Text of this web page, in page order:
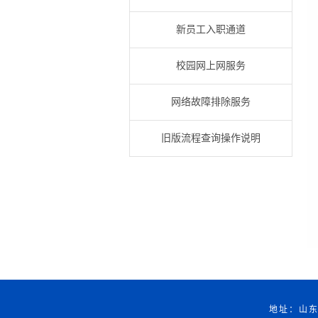
新员工入职通道
校园网上网服务
网络故障排除服务
旧版流程查询操作说明
地址：山